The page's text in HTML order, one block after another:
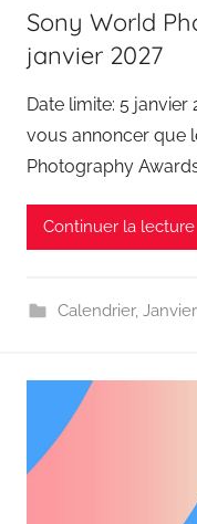
Sony World
janvier 2027
Date limite: 5 janvier
vous annoncer que
Photography
Continuer la lecture
Calendrier, Janvier